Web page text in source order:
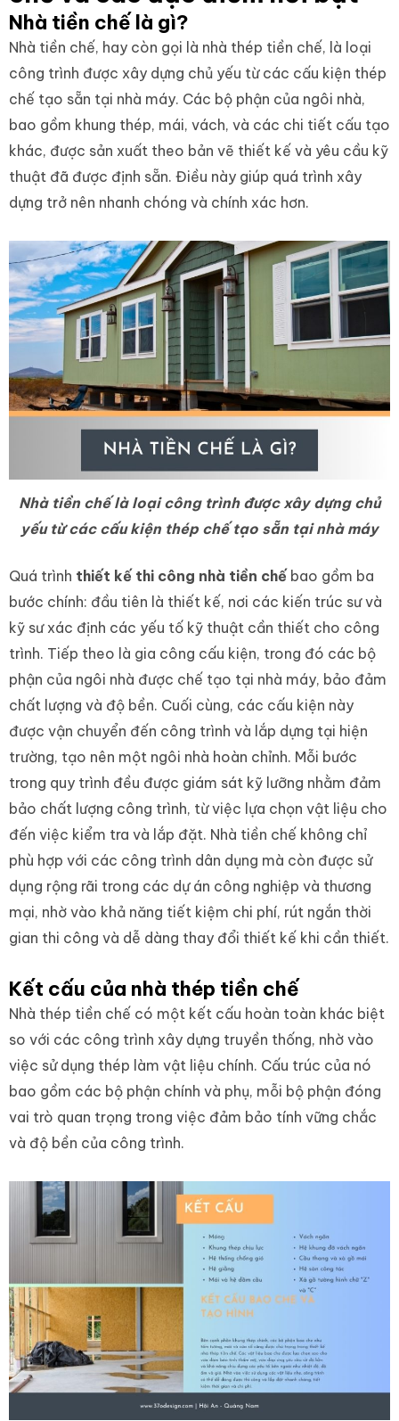
Nhà tiền chế là gì?
Nhà tiền chế, hay còn gọi là nhà thép tiền chế, là loại
công trình được xây dựng chủ yếu từ các cấu kiện thép
chế tạo sẵn tại nhà máy. Các bộ phận của ngôi nhà,
bao gồm khung thép, mái, vách, và các chi tiết cấu tạo
khác, được sản xuất theo bản vẽ thiết kế và yêu cầu kỹ
thuật đã được định sẵn. Điều này giúp quá trình xây
dựng trở nên nhanh chóng và chính xác hơn.
Nhà tiền chế là loại công trình được xây dựng chủ
yếu từ các cấu kiện thép chế tạo sẵn tại nhà máy
Quá trình thiết kế thi công nhà tiền chế bao gồm ba
bước chính: đầu tiên là thiết kế, nơi các kiến trúc sư và
kỹ sư xác định các yếu tố kỹ thuật cần thiết cho công
trình. Tiếp theo là gia công cấu kiện, trong đó các bộ
phận của ngôi nhà được chế tạo tại nhà máy, bảo đảm
chất lượng và độ bền. Cuối cùng, các cấu kiện này
được vận chuyển đến công trình và lắp dựng tại hiện
trường, tạo nên một ngôi nhà hoàn chỉnh. Mỗi bước
trong quy trình đều được giám sát kỹ lưỡng nhằm đảm
bảo chất lượng công trình, từ việc lựa chọn vật liệu cho
đến việc kiểm tra và lắp đặt. Nhà tiền chế không chỉ
phù hợp với các công trình dân dụng mà còn được sử
dụng rộng rãi trong các dự án công nghiệp và thương
mại, nhờ vào khả năng tiết kiệm chi phí, rút ngắn thời
gian thi công và dễ dàng thay đổi thiết kế khi cần thiết.
Kết cấu của nhà thép tiền chế
Nhà thép tiền chế có một kết cấu hoàn toàn khác biệt
so với các công trình xây dựng truyền thống, nhờ vào
việc sử dụng thép làm vật liệu chính. Cấu trúc của nó
bao gồm các bộ phận chính và phụ, mỗi bộ phận đóng
vai trò quan trọng trong việc đảm bảo tính vững chắc
và độ bền của công trình.